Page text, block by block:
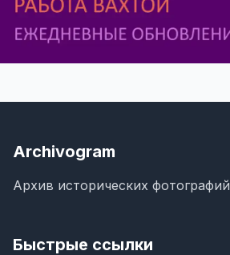
Archivogram
Архив исторических фотографий
Быстрые ссылки